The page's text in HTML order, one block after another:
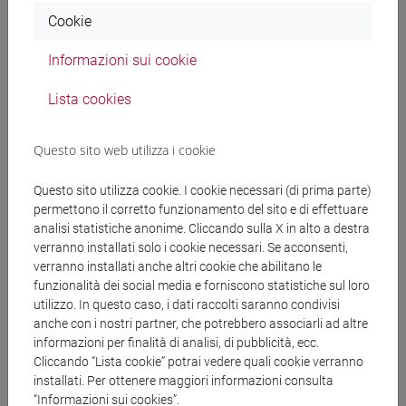
Documenti collegati al
bando
Banca Dati Nazionale dei Contratti Pubblici
Torna all'elenco dei bandi
Cookie
Informazioni sui cookie
Lista cookies
Questo sito web utilizza i cookie
Questo sito utilizza cookie. I cookie necessari (di prima parte)
permettono il corretto funzionamento del sito e di effettuare
analisi statistiche anonime. Cliccando sulla X in alto a destra
verranno installati solo i cookie necessari. Se acconsenti,
verranno installati anche altri cookie che abilitano le
funzionalità dei social media e forniscono statistiche sul loro
utilizzo. In questo caso, i dati raccolti saranno condivisi
anche con i nostri partner, che potrebbero associarli ad altre
informazioni per finalità di analisi, di pubblicità, ecc.
Cliccando “Lista cookie” potrai vedere quali cookie verranno
installati. Per ottenere maggiori informazioni consulta
“Informazioni sui cookies”.